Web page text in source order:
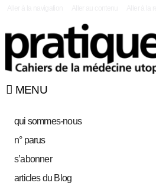
MENU
qui sommes-nous
n° parus
s’abonner
articles du Blog